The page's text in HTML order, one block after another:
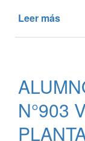
Leer más
CON
SU
N°903